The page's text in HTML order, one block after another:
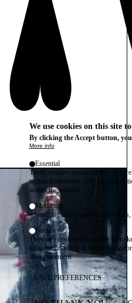
We use cookies on this site
By clicking the Accept button,
More info
Essential
These cookies are necessary for
technical necessity, only an
access the website.
Marketing
advertising and remarketing cookies,
Statistics
These are cookies that enable us to
information solely to improve the
their placement.
SAVE PREFERENCES